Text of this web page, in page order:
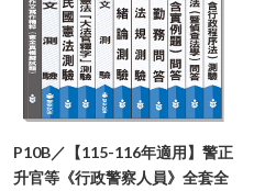
P10B／【115-116年適用】警正
升官等《行政警察人員》全套全